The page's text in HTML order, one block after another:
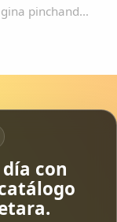
pinchando
con